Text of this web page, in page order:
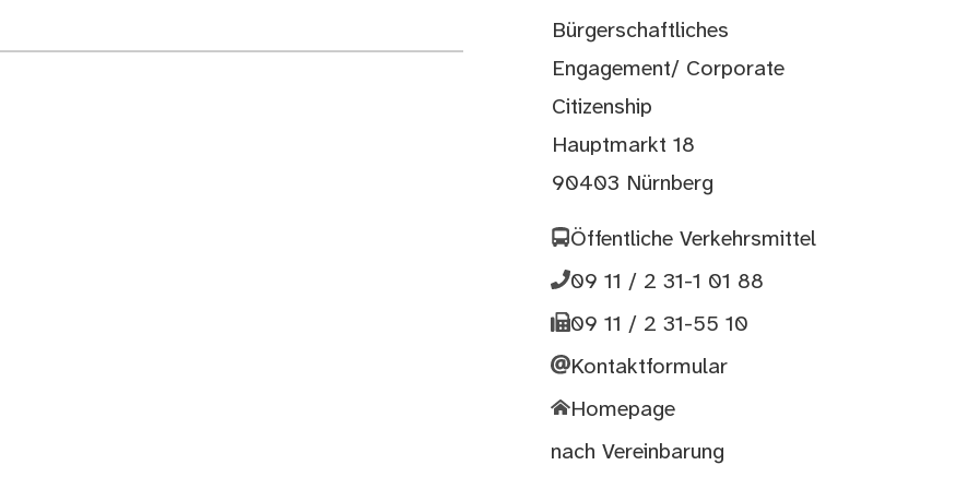
Bürgerschaftliches
Engagement/ Corporate
Citizenship
Hauptmarkt 18
90403 Nürnberg
Öffentliche Verkehrsmittel
09 11 / 2 31-1 01 88
09 11 / 2 31-55 10
Kontaktformular
Homepage
nach Vereinbarung